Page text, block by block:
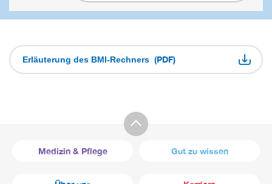
Erläuterung des BMI-Rechners (PDF)
Medizin & Pflege Gut zu wissen